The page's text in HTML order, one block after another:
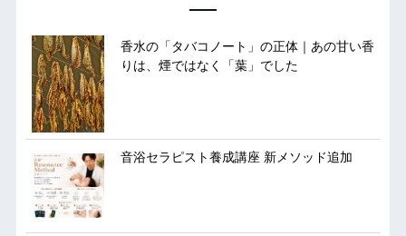
香水の「タバコノート」の正体｜あの甘い香
りは、煙ではなく「葉」でした
音浴セラピスト養成講座 新メソッド追加